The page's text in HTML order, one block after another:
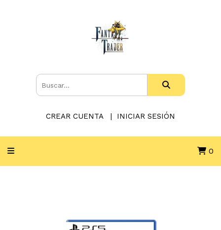
CREAR CUENTA INICIAR SESIÓN
0